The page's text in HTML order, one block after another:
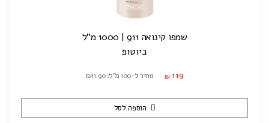
שמפו קינואה 911 | 1000 מ"ל
ביוטופ
₪ 119 מחיר ל-100 מ"ל: ₪11.90
הוספה לסל